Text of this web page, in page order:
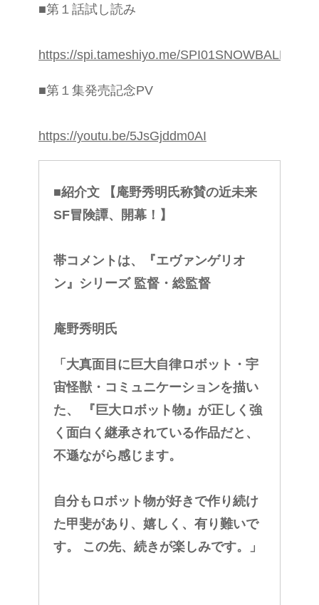
■第１話試し読み
https://spi.tameshiyo.me/SPI01SNOWBALL
■第１集発売記念PV
https://youtu.be/5JsGjddm0AI
■紹介文 【庵野秀明氏称賛の近未来
SF冒険譚、開幕！】
帯コメントは、『エヴァンゲリオ
ン』シリーズ 監督・総監督
庵野秀明氏
「大真面目に巨大自律ロボット・宇
宙怪獣・コミュニケーションを描い
た、 『巨大ロボット物』が正しく強
く面白く継承されている作品だと、
不遜ながら感じます。
自分もロボット物が好きで作り続け
た甲斐があり、嬉しく、有り難いで
す。 この先、続きが楽しみです。」